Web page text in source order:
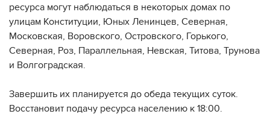
ресурса могут наблюдаться в некоторых домах по
улицам Конституции, Юных Ленинцев, Северная,
Московская, Воровского, Островского, Горького,
Северная, Роз, Параллельная, Невская, Титова, Трунова
и Волгоградская.
Завершить их планируется до обеда текущих суток.
Восстановит подачу ресурса населению к 18:00.